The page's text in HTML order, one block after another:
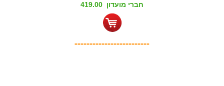
חברי מועדון 419.00
-------------------------